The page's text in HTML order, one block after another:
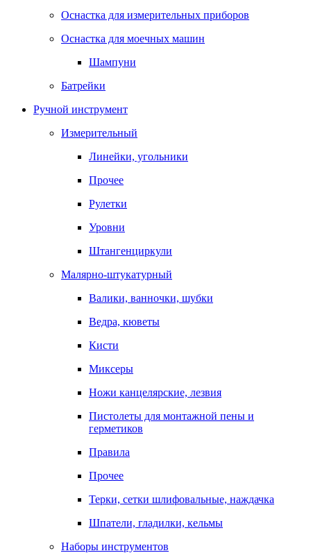
Оснастка для измерительных приборов
Оснастка для моечных машин
Шампуни
Батрейки
Ручной инструмент
Измерительный
Линейки, угольники
Прочее
Рулетки
Уровни
Штангенциркули
Малярно-штукатурный
Валики, ванночки, шубки
Ведра, кюветы
Кисти
Миксеры
Ножи канцелярские, лезвия
Пистолеты для монтажной пены и
герметиков
Правила
Прочее
Терки, сетки шлифовальные, наждачка
Шпатели, гладилки, кельмы
Наборы инструментов